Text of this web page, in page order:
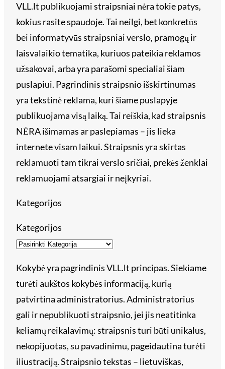
VLL.lt publikuojami straipsniai nėra tokie patys,
kokius rasite spaudoje. Tai neilgi, bet konkretūs
bei informatyvūs straipsniai verslo, pramogų ir
laisvalaikio tematika, kuriuos pateikia reklamos
užsakovai, arba yra parašomi specialiai šiam
puslapiui. Pagrindinis straipsnio išskirtinumas
yra tekstinė reklama, kuri šiame puslapyje
publikuojama visą laiką. Tai reiškia, kad straipsnis
NĖRA išimamas ar paslepiamas – jis lieka
internete visam laikui. Straipsnis yra skirtas
reklamuoti tam tikrai verslo sričiai, prekės ženklai
reklamuojami atsargiai ir neįkyriai.
Kategorijos
Kategorijos
Kokybė yra pagrindinis VLL.lt principas. Siekiame
turėti aukštos kokybės informaciją, kurią
patvirtina administratorius. Administratorius
gali ir nepublikuoti straipsnio, jei jis neatitinka
keliamų reikalavimų: straipsnis turi būti unikalus,
nekopijuotas, su pavadinimu, pageidautina turėti
iliustraciją. Straipsnio tekstas – lietuviškas,